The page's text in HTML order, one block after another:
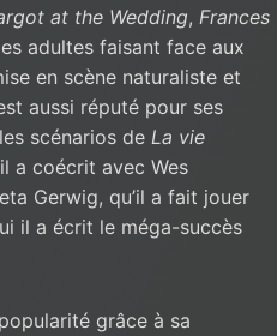
at the Wedding, Frances
adultes faisant face aux
en scène naturaliste et
aussi réputé pour ses
scénarios de La vie
a coécrit avec Wes
Gerwig, qu’il a fait jouer
il a écrit le méga-succès
grâce à sa